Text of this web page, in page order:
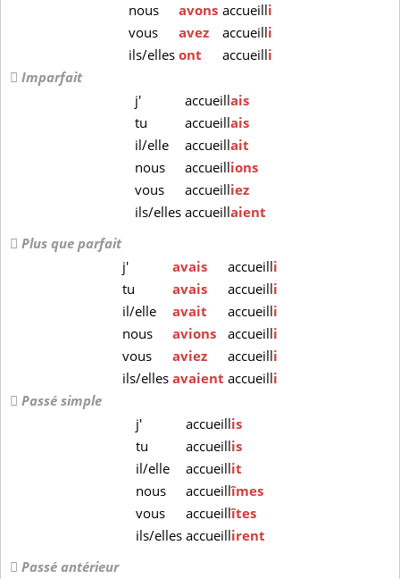
nous
avons accueilli
vous
avez accueilli
ils/elles ont accueilli
Imparfait
j'
accueillais
tu
accueillais
il/elle
accueillait
nous
accueillions
vous
accueilliez
ils/elles accueillaient
Plus que parfait
j'
avais accueilli
tu
avais accueilli
il/elle
avait accueilli
nous
avions accueilli
vous
aviez accueilli
ils/ellesavaient accueilli
Passé simple
j'
accueillis
tu
accueillis
il/elle
accueillit
nous
accueillîmes
vous
accueillîtes
ils/elles accueillirent
Passé antérieur